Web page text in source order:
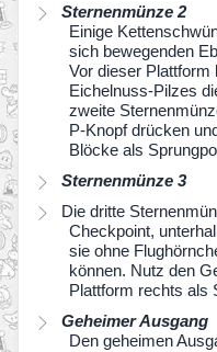
Sternenmünze 2
Einige
sich bewegenden
Vor dieser Plattform
Eichelnuss-Pilzes
zweite
P-Knopf drücken
Blöcke als
Sternenmünze 3
Die dritte
Checkpoint,
sie ohne
können. Nutz den
Plattform rechts als
Geheimer Ausgang
Den geheimen